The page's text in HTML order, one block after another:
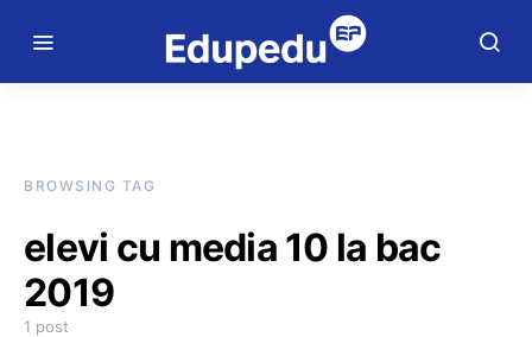
BROWSING TAG
elevi cu media 10 la bac
2019
1 post